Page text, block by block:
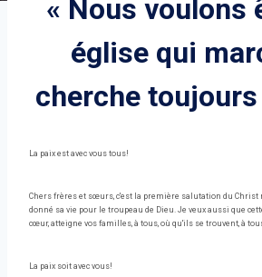
« Nous voulons
église qui
cherche toujours
La paix est avec vous tous!
Chers frères et sœurs, c'est la première salutation du Christ
donné sa vie pour le troupeau de Dieu. Je veux aussi que
cœur, atteigne vos familles, à tous, où qu'ils se trouvent, à
La paix soit avec vous!